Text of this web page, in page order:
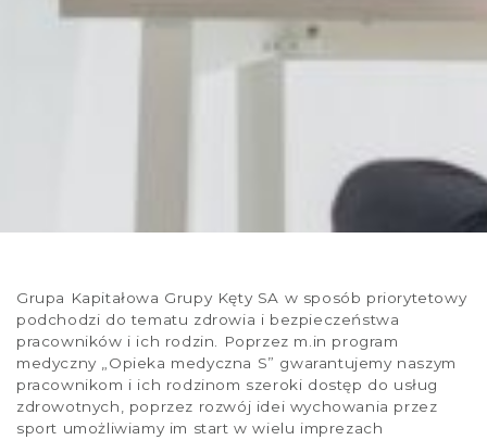
Grupa Kapitałowa Grupy Kęty SA w sposób priorytetowy
podchodzi do tematu zdrowia i bezpieczeństwa
pracowników i ich rodzin. Poprzez m.in program
medyczny „Opieka medyczna S” gwarantujemy naszym
pracownikom i ich rodzinom szeroki dostęp do usług
zdrowotnych, poprzez rozwój idei wychowania przez
sport umożliwiamy im start w wielu imprezach